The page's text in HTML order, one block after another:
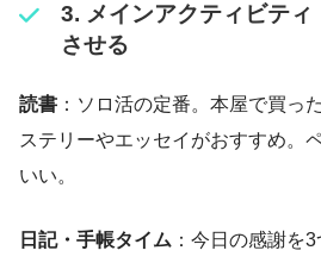
3. メインアクティビティ
させる
読書 ：ソロ活の定番。本屋で買っ
ステリーやエッセイがおすすめ。
いい。
日記・手帳タイム ：今日の感謝を